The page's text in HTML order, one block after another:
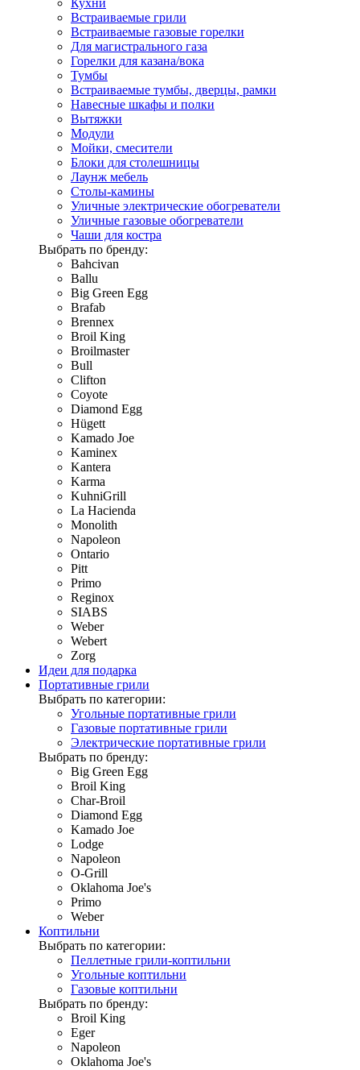
Встраиваемые грили
Встраиваемые газовые горелки
Для магистрального газа
Горелки для казана/вока
Тумбы
Встраиваемые тумбы, дверцы, рамки
Навесные шкафы и полки
Вытяжки
Модули
Мойки, смесители
Блоки для столешницы
Лаунж мебель
Столы-камины
Уличные электрические обогреватели
Уличные газовые обогреватели
Чаши для костра
Выбрать по бренду:
Bahcivan
Ballu
Big Green Egg
Brafab
Brennex
Broil King
Broilmaster
Bull
Clifton
Coyote
Diamond Egg
Hügett
Kamado Joe
Kaminex
Kantera
Karma
KuhniGrill
La Hacienda
Monolith
Napoleon
Ontario
Pitt
Primo
Reginox
SIABS
Weber
Webert
Zorg
Идеи для подарка
Портативные грили
Выбрать по категории:
Угольные портативные грили
Газовые портативные грили
Электрические портативные грили
Выбрать по бренду:
Big Green Egg
Broil King
Char-Broil
Diamond Egg
Kamado Joe
Lodge
Napoleon
O-Grill
Oklahoma Joe's
Primo
Weber
Коптильни
Выбрать по категории:
Пеллетные грили-коптильни
Угольные коптильни
Газовые коптильни
Выбрать по бренду:
Broil King
Eger
Napoleon
Oklahoma Joe's